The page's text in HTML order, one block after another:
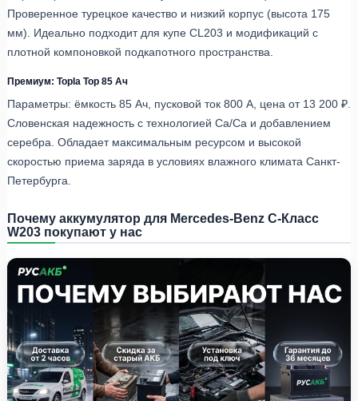
Проверенное турецкое качество и низкий корпус (высота 175
мм). Идеально подходит для купе CL203 и модификаций с
плотной компоновкой подкапотного пространства.
Премиум: Topla Top 85 Ач
Параметры: ёмкость 85 Ач, пусковой ток 800 А, цена от 13 200 ₽.
Словенская надежность с технологией Ca/Ca и добавлением
серебра. Обладает максимальным ресурсом и высокой
скоростью приема заряда в условиях влажного климата Санкт-
Петербурга.
Почему аккумулятор для Mercedes-Benz C-Класс
W203 покупают у нас